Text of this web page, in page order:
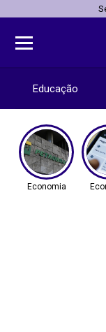
Educação
Economia